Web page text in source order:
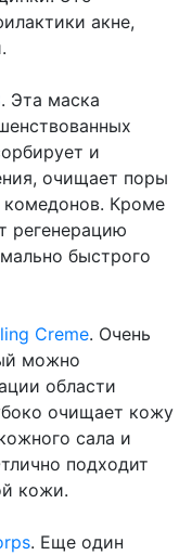
акне,
. Эта маска
и
очищает поры
комедонов. Кроме
регенерацию
быстрого
Creme. Очень
можно
области
очищает кожу
сала и
подходит
кожи.
. Еще один